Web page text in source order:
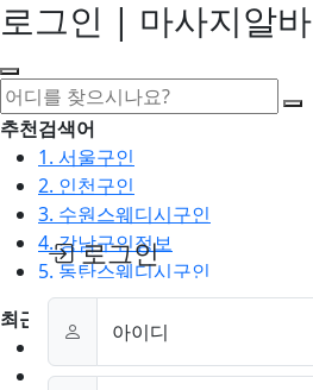
로그인 | 마사지알바
추천검색어
1. 서울구인
2. 인천구인
3. 수원스웨디시구인
4. 강남구인정보
5. 동탄스웨디시구인
최근검색어
1. 일산마사지구인
2. 성남아로마구인
로그인
아이디